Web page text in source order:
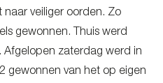
veiliger oorden. Zo
gewonnen. Thuis werd
Afgelopen zaterdag werd in
gewonnen van het op eigen